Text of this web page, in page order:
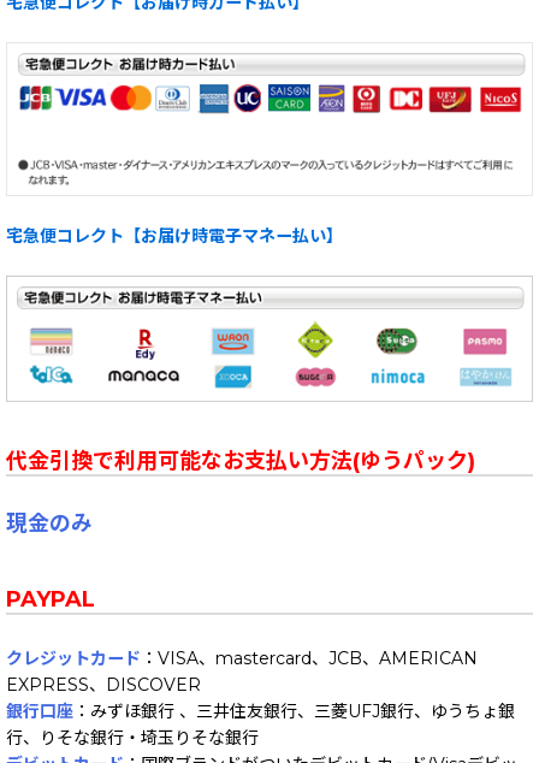
宅急便コレクト【お届け時電子マネー払い】
代金引換で利用可能なお支払い方法(ゆうパック)
現金のみ
PAYPAL
クレジットカード ：VISA、mastercard、JCB、AMERICAN
EXPRESS、DISCOVER
銀行口座 ：みずほ銀行 、三井住友銀行、三菱UFJ銀行、ゆうちょ銀
行、りそな銀行・埼玉りそな銀行